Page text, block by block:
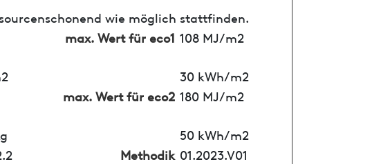
wie möglich stattfinden.
max. Wert für eco1 108 MJ/m2
30 kWh/m2
max. Wert für eco2 180 MJ/m2
50 kWh/m2
Methodik 01.2023.V01